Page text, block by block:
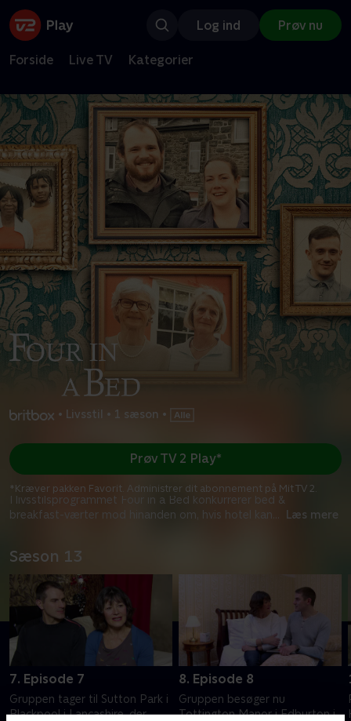
Log ind Prøv nu
Forside Live TV Kategorier
• Livsstil • 1 sæson •
I livsstilsprogrammet Four in a Bed konkurrerer bed &
breakfast-værter mod hinanden om, hvis hotel kan
Læs mere
Prøv TV 2 Play*
*Kræver pakken Favorit. Administrer dit abonnement på Mit TV 2.
Sæson 13
7. Episode 7
Gruppen tager til Sutton Park i
Blackpool i Lancashire, der
8. Episode 8
Gruppen besøger nu
Tottington Manor i Edburton i